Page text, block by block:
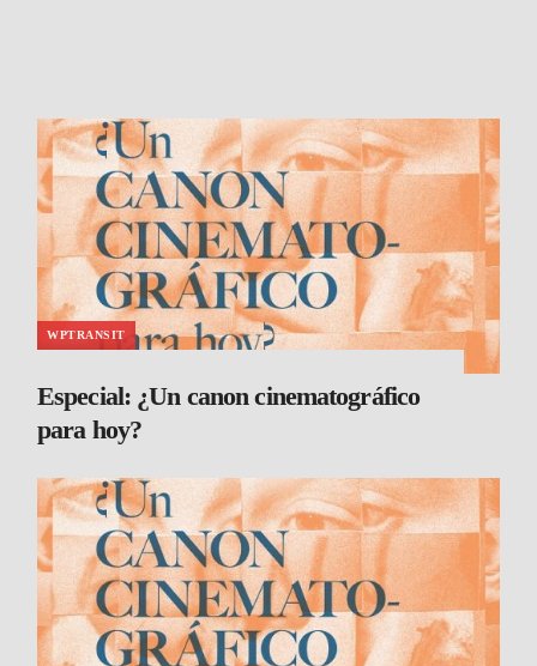
WPTRANSIT
Especial: ¿Un canon cinematográfico
para hoy?